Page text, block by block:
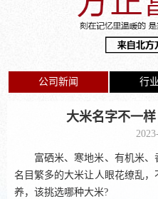
公司新闻 行
大米名字不一
富硒米、寒地米、有机米
名目繁多的大米让人眼花缭乱
养，该挑选哪种大米?